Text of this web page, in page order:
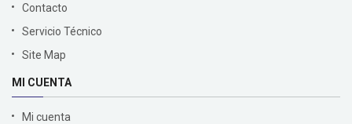
Contacto
Servicio Técnico
Site Map
MI CUENTA
Mi cuenta